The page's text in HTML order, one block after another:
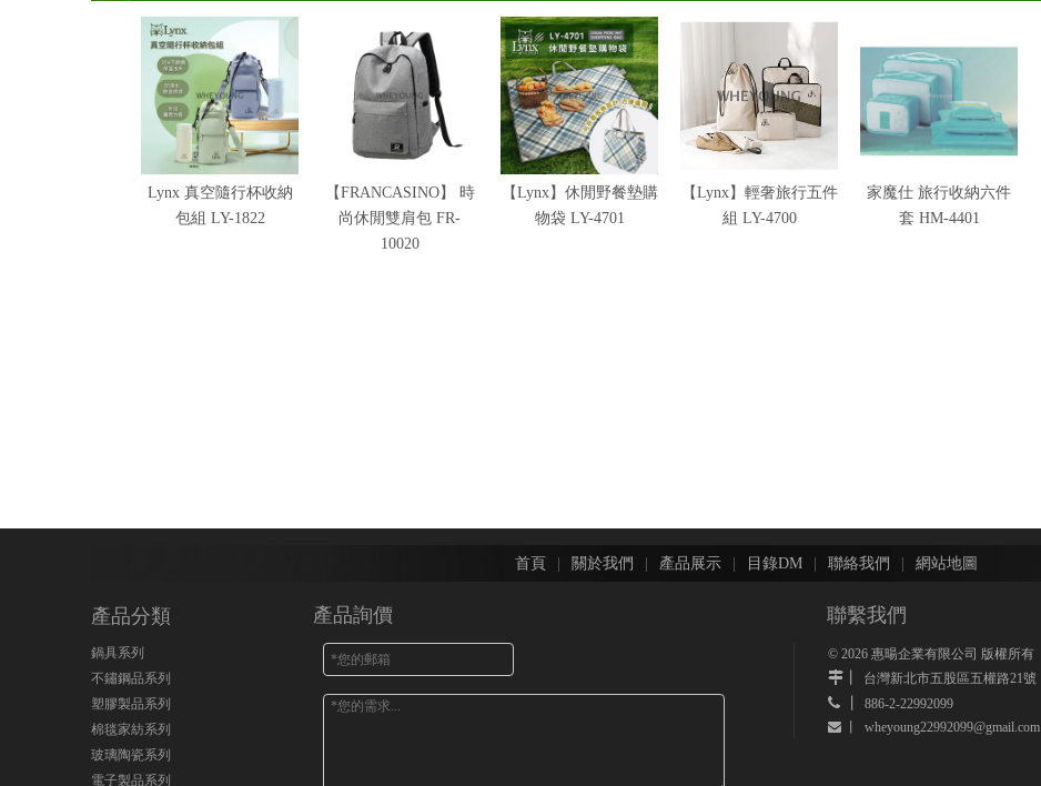
Lynx 真空隨行杯收納
包組 LY-1822
【FRANCASINO】 時
尚休閒雙肩包 FR-
10020
【Lynx】休閒野餐墊購
物袋 LY-4701
【Lynx】輕奢旅行五件
組 LY-4700
家魔仕 旅行收納六件
套 HM-4401
首頁 關於我們 產品展示 目錄DM 聯絡我們 網站地圖
產品分類
鍋具系列
不鏽鋼品系列
塑膠製品系列
棉毯家紡系列
玻璃陶瓷系列
電子製品系列
產品詢價 聯繫我們
©2026 惠暘企業有限公司 版權所有
丨 台灣新北市五股區五權路21號
 丨886-2-22992099
 丨 wheyoung22992099@gmail.com